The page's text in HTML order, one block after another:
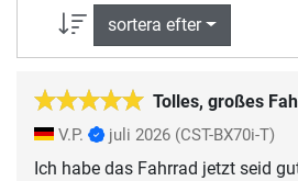
sortera efter
Tolles, großes
V.P. juli 2026 (CST-BX70i-T)
Ich habe das Fahrrad jetzt seid